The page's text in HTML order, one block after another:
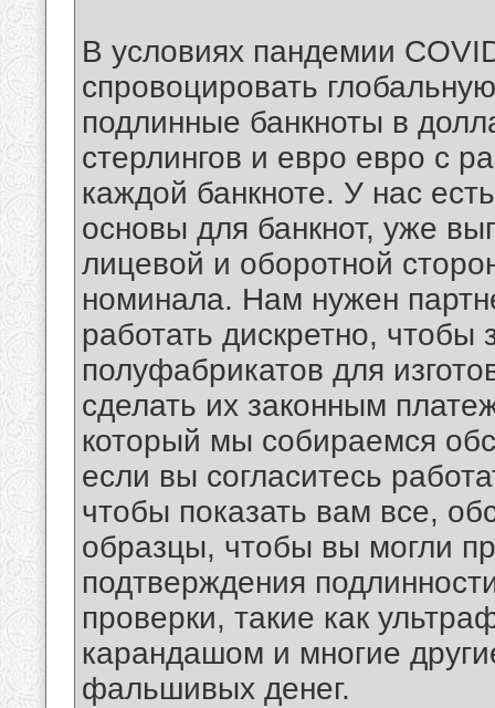
В условиях пандемии
спровоцировать
подлинные банкноты в
стерлингов и евро евро с
каждой банкноте. У нас
основы для банкнот, уже
лицевой и оборотной
номинала. Нам нужен
работать дискретно,
полуфабрикатов для
сделать их законным
который мы собираемся
если вы согласитесь
чтобы показать вам все,
образцы, чтобы вы могли
подтверждения
проверки, такие как
карандашом и многие
фальшивых денег.